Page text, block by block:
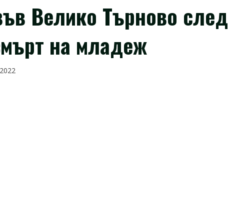
Велико Търново след
на младеж